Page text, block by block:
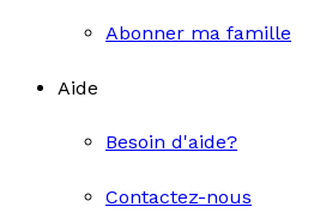
Abonner ma famille
Aide
Besoin d'aide?
Contactez-nous